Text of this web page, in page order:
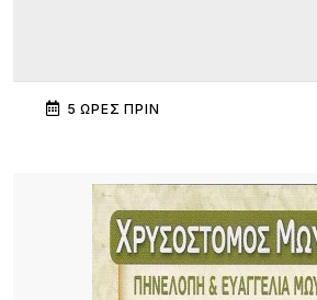
5 ΏΡΕΣ ΠΡΙΝ
5 ΏΡΕΣ ΠΡΙΝ
Ακρίβεια: Το μοσχάρι
από τα τέλη του 2024